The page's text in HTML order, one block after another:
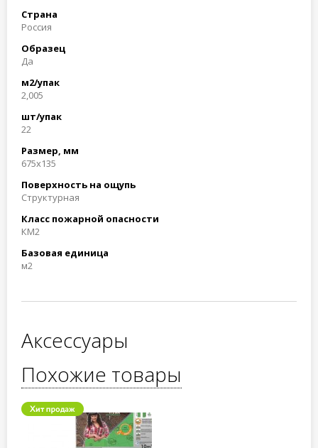
Страна
Россия
Образец
Да
м2/упак
2,005
шт/упак
22
Размер, мм
675x135
Поверхность на ощупь
Структурная
Класс пожарной опасности
КМ2
Базовая единица
м2
Аксессуары
Похожие товары